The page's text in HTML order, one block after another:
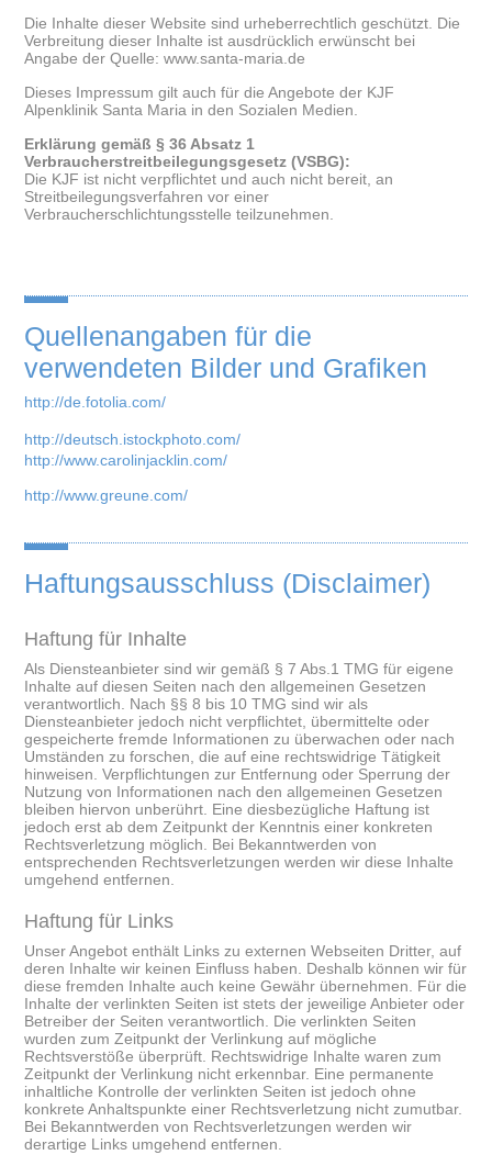
Die Inhalte dieser Website sind urheberrechtlich geschützt. Die
Verbreitung dieser Inhalte ist ausdrücklich erwünscht bei
Angabe der Quelle: www.santa-maria.de
Dieses Impressum gilt auch für die Angebote der KJF
Alpenklinik Santa Maria in den Sozialen Medien.
Erklärung gemäß § 36 Absatz 1
Verbraucherstreitbeilegungsgesetz (VSBG):
Die KJF ist nicht verpflichtet und auch nicht bereit, an
Streitbeilegungsverfahren vor einer
Verbraucherschlichtungsstelle teilzunehmen.
Quellenangaben für die
verwendeten Bilder und Grafiken
http://de.fotolia.com/
http://deutsch.istockphoto.com/
http://www.carolinjacklin.com/
http://www.greune.com/
Haftungsausschluss (Disclaimer)
Haftung für Inhalte
Als Diensteanbieter sind wir gemäß § 7 Abs.1 TMG für eigene
Inhalte auf diesen Seiten nach den allgemeinen Gesetzen
verantwortlich. Nach §§ 8 bis 10 TMG sind wir als
Diensteanbieter jedoch nicht verpflichtet, übermittelte oder
gespeicherte fremde Informationen zu überwachen oder nach
Umständen zu forschen, die auf eine rechtswidrige Tätigkeit
hinweisen. Verpflichtungen zur Entfernung oder Sperrung der
Nutzung von Informationen nach den allgemeinen Gesetzen
bleiben hiervon unberührt. Eine diesbezügliche Haftung ist
jedoch erst ab dem Zeitpunkt der Kenntnis einer konkreten
Rechtsverletzung möglich. Bei Bekanntwerden von
entsprechenden Rechtsverletzungen werden wir diese Inhalte
umgehend entfernen.
Haftung für Links
Unser Angebot enthält Links zu externen Webseiten Dritter, auf
deren Inhalte wir keinen Einfluss haben. Deshalb können wir für
diese fremden Inhalte auch keine Gewähr übernehmen. Für die
Inhalte der verlinkten Seiten ist stets der jeweilige Anbieter oder
Betreiber der Seiten verantwortlich. Die verlinkten Seiten
wurden zum Zeitpunkt der Verlinkung auf mögliche
Rechtsverstöße überprüft. Rechtswidrige Inhalte waren zum
Zeitpunkt der Verlinkung nicht erkennbar. Eine permanente
inhaltliche Kontrolle der verlinkten Seiten ist jedoch ohne
konkrete Anhaltspunkte einer Rechtsverletzung nicht zumutbar.
Bei Bekanntwerden von Rechtsverletzungen werden wir
derartige Links umgehend entfernen.